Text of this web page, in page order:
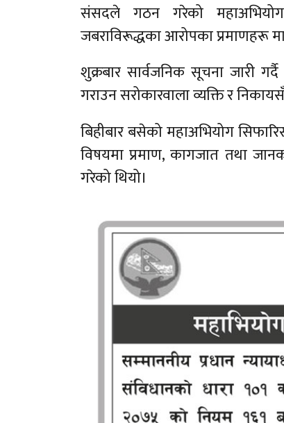
संसदले गठन गरेको महाअभियोग
जबराविरूद्धका आरोपका प्रमाणहरू
शुक्रबार सार्वजनिक सूचना जारी
गराउन सरोकारवाला व्यक्ति र
बिहीबार बसेको महाअभियोग
विषयमा प्रमाण, कागजात तथा
गरेको थियो।